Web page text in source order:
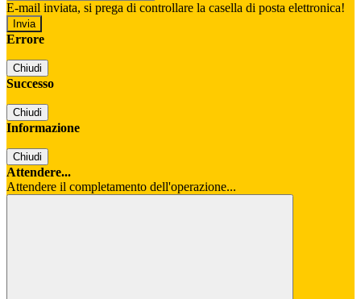
E-mail inviata, si prega di controllare la casella di posta elettronica!
Errore
Chiudi
Successo
Chiudi
Informazione
Chiudi
Attendere...
Attendere il completamento dell'operazione...